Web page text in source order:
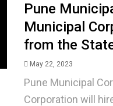
Pune
Municipal
from the
May 22, 2023
Pune Municipal
Corporation will